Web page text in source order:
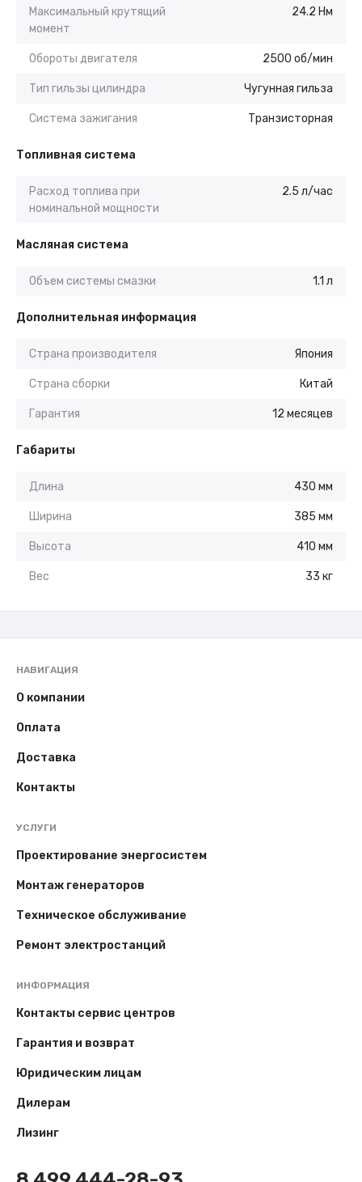
Максимальный крутящий
момент
24.2 Нм
Обороты двигателя 2500 об/мин
Тип гильзы цилиндра Чугунная гильза
Система зажигания Транзисторная
Топливная система
Расход топлива при
номинальной мощности
2.5 л/час
Масляная система
Объем системы смазки 1.1 л
Дополнительная информация
Страна производителя Япония
Страна сборки Китай
Гарантия 12 месяцев
Габариты
Длина 430 мм
Ширина 385 мм
Высота 410 мм
Вес 33 кг
НАВИГАЦИЯ
О компании
Оплата
Доставка
Контакты
УСЛУГИ
Проектирование энергосистем
Монтаж генераторов
Техническое обслуживание
Ремонт электростанций
ИНФОРМАЦИЯ
Контакты сервис центров
Гарантия и возврат
Юридическим лицам
Дилерам
Лизинг